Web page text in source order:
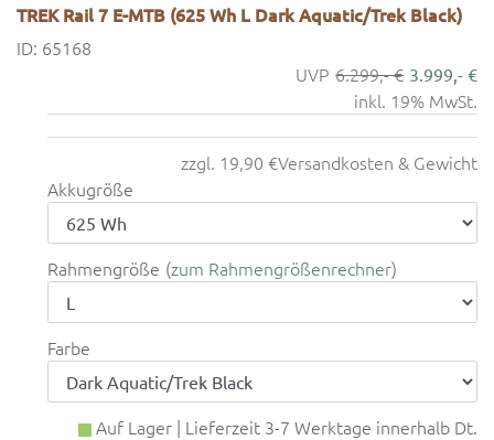
TREK Rail 7 E-MTB (625 Wh L Dark Aquatic/Trek Black)
ID: 65168
6.299,- € 3.999,- €
inkl. 19% MwSt.
zzgl. 19,90 €Versandkosten & Gewicht
Akkugröße
Rahmengröße zum Rahmengrößenrechner
Farbe
Auf Lager | Lieferzeit 3-7 Werktage innerhalb Dt.